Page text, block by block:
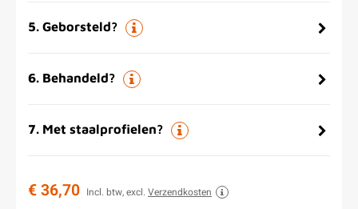
5. Geborsteld?
6. Behandeld?
7. Met staalprofielen?
€ 36,70 Incl. btw, excl. Verzendkosten